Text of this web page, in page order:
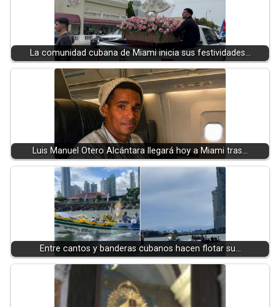
La comunidad cubana de Miami inicia sus festividades…
Luis Manuel Otero Alcántara llegará hoy a Miami tras…
Entre cantos y banderas cubanos hacen flotar su…